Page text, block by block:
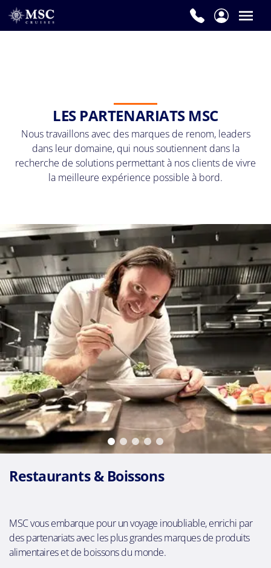
LES PARTENARIATS MSC
Nous travaillons avec des marques de renom, leaders
dans leur domaine, qui nous soutiennent dans la
recherche de solutions permettant à nos clients de vivre
la meilleure expérience possible à bord.
Restaurants & Boissons
MSC vous embarque pour un voyage inoubliable, enrichi par
des partenariats avec les plus grandes marques de produits
alimentaires et de boissons du monde.